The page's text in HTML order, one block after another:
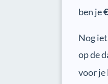
ben je
Nog
op de
voor je